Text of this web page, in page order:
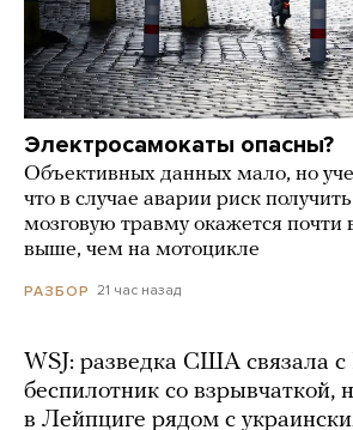
Электросамокаты опасны?
Объективных данных мало, но
что в случае аварии риск
мозговую травму окажется почти
выше, чем на мотоцикле
РАЗБОР 21 час назад
WSJ: разведка США связала с
беспилотник со взрывчаткой,
в Лейпциге рядом с